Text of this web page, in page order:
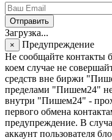
Отправить
Загрузка...
×
Предупреждение
Не сообщайте контакты
коем случае не
средств вне биржи
пределами "Пишем24"
внутри "Пишем24" -
первого обмена
предупреждение. В
аккаунт пользователя